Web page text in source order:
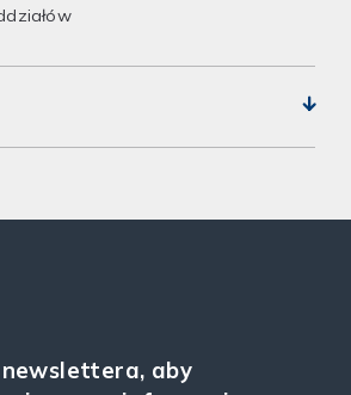
newslettera, aby